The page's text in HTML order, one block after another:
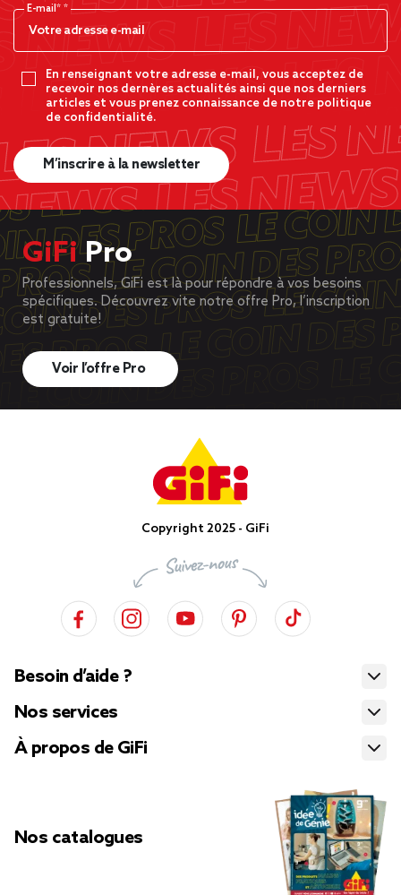
E-mail*
En renseignant votre adresse e-mail, vous acceptez de
recevoir nos dernères actualités ainsi que nos derniers
articles et vous prenez connaissance de notre politique
de confidentialité.
M’inscrire à la newsletter
GiFiPro
Professionnels, GiFi est là pour répondre à vos besoins
spécifiques. Découvrez vite notre offre Pro, l’inscription
est gratuite!
Voir l’offre Pro
Copyright 2025 - GiFi
Besoin d’aide ?
Nos services
À propos de GiFi
Nos catalogues